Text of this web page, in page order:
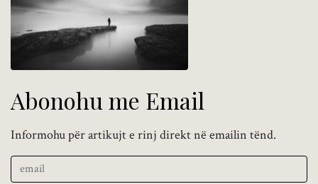
Abonohu me Email
Informohu për artikujt e rinj direkt në emailin tënd.